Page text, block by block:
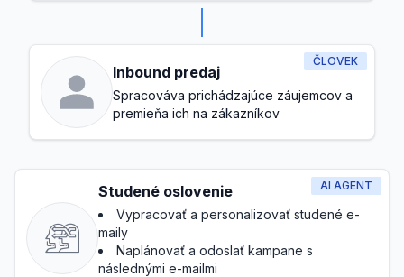
ČLOVEK
Inbound predaj
Spracováva prichádzajúce záujemcov a
premieňa ich na zákazníkov
AI AGENT
Studené oslovenie
Vypracovať a personalizovať studené e-
maily
Naplánovať a odoslať kampane s
následnými e-mailmi